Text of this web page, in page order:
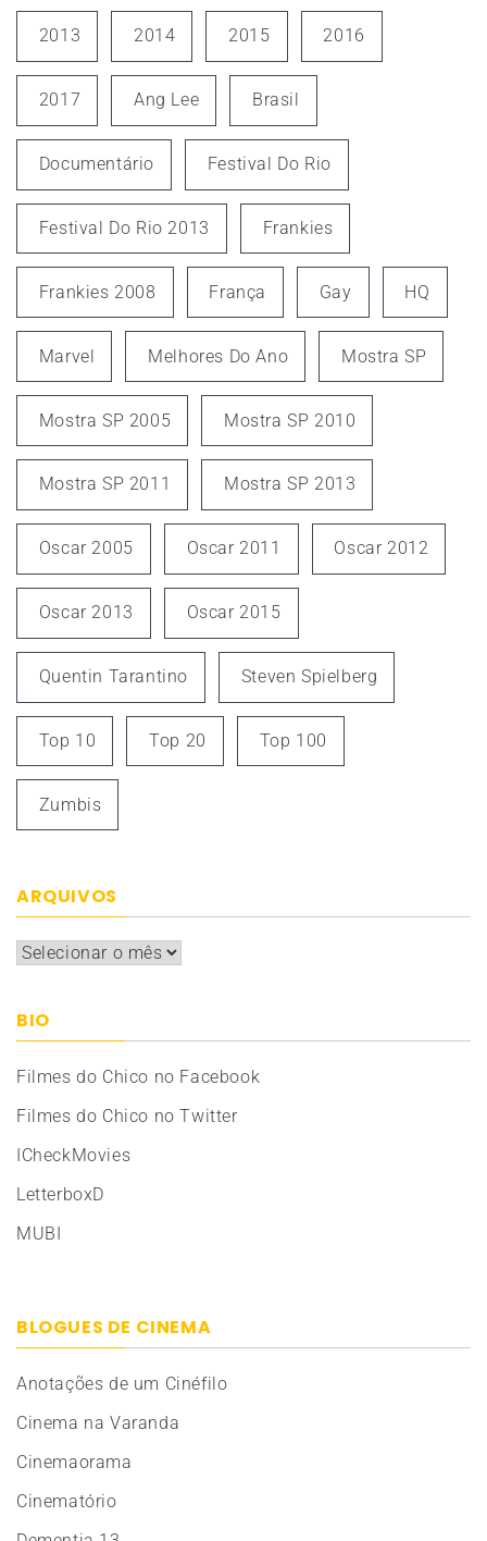
2013 2014 2015 2016
2017 Ang Lee Brasil
Documentário Festival Do Rio
Festival Do Rio 2013 Frankies
Frankies 2008 França Gay HQ
Marvel Melhores Do Ano Mostra SP
Mostra SP 2005 Mostra SP 2010
Mostra SP 2011 Mostra SP 2013
Oscar 2005 Oscar 2011 Oscar 2012
Oscar 2013 Oscar 2015
Quentin Tarantino Steven Spielberg
Top 10 Top 20 Top 100
Zumbis
ARQUIVOS
Arquivos
BIO
Filmes do Chico no Facebook
Filmes do Chico no Twitter
ICheckMovies
LetterboxD
MUBI
BLOGUES DE CINEMA
Anotações de um Cinéfilo
Cinema na Varanda
Cinemaorama
Cinematório